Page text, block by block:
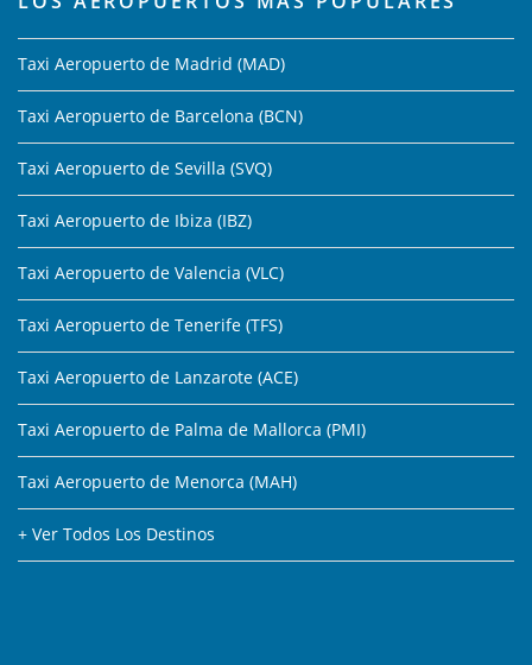
Taxi Aeropuerto de Madrid (MAD)
Taxi Aeropuerto de Barcelona (BCN)
Taxi Aeropuerto de Sevilla (SVQ)
Taxi Aeropuerto de Ibiza (IBZ)
Taxi Aeropuerto de Valencia (VLC)
Taxi Aeropuerto de Tenerife (TFS)
Taxi Aeropuerto de Lanzarote (ACE)
Taxi Aeropuerto de Palma de Mallorca (PMI)
Taxi Aeropuerto de Menorca (MAH)
+ Ver Todos Los Destinos